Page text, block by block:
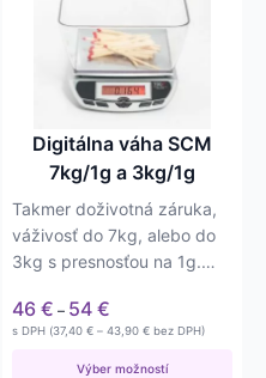
Digitálna váha SCM
7kg/1g a 3kg/1g
Takmer doživotná záruka,
váživosť do 7kg, alebo do
3kg s presnosťou na 1g.
46 € – 54 €
range:
through
s DPH (37,40 € – 43,90 €Price
37,40 €
bez DPH)
Výber možností
viacero
variantov.
Možnosti
môžete
vybrať
stránke
produktu.